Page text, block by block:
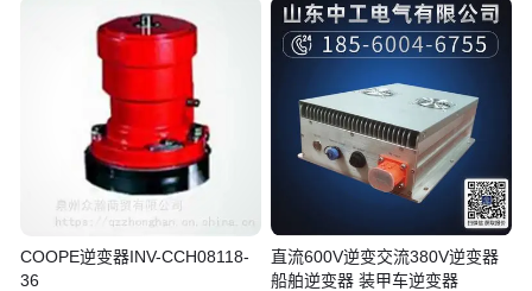
COOPE逆变器INV-CCH08118-
36
直流600V逆变交流380V逆变器
船舶逆变器 装甲车逆变器